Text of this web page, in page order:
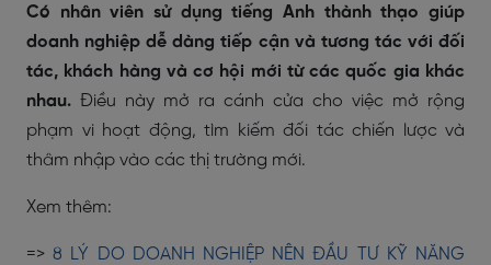
Có nhân viên sử dụng tiếng Anh thành thạo giúp
doanh nghiệp dễ dàng tiếp cận và tương tác với đối
tác, khách hàng và cơ hội mới từ các quốc gia khác
nhau. Điều này mở ra cánh cửa cho việc mở rộng
phạm vi hoạt động, tìm kiếm đối tác chiến lược và
thâm nhập vào các thị trường mới.
Xem thêm:
=>8 LÝ DO DOANH NGHIỆP NÊN ĐẦU TƯ KỸ NĂNG